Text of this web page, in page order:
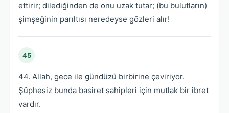
ettirir; dilediğinden de onu uzak tutar; (bu bulutların)
şimşeğinin parıltısı neredeyse gözleri alır!
45
44. Allah, gece ile gündüzü birbirine çeviriyor.
Şüphesiz bunda basiret sahipleri için mutlak bir ibret
vardır.